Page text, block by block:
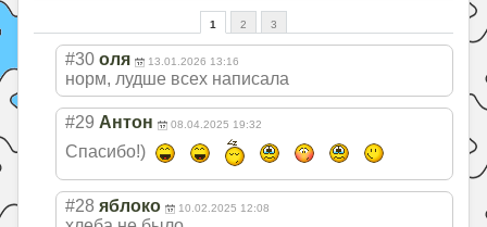
1 2 3
#30 оля 13.01.2026 13:16
норм, лудше всех написала
#29 Антон 08.04.2025 19:32
Спасибо!)
#28 яблоко 10.02.2025 12:08